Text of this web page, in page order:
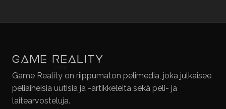
Game Reality on riippumaton pelimedia, joka julkaisee
peliaiheisia uutisia ja -artikkeleita sekä peli- ja
laitearvosteluja.